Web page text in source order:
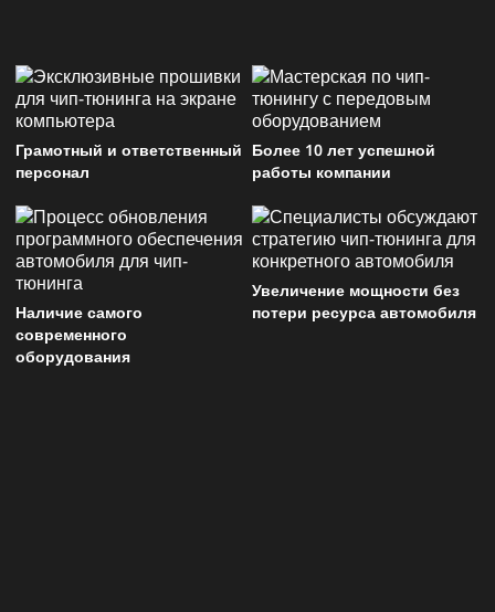
Грамотный и ответственный
персонал
Более 10 лет успешной
работы компании
Наличие самого
современного
оборудования
Увеличение мощности без
потери ресурса автомобиля